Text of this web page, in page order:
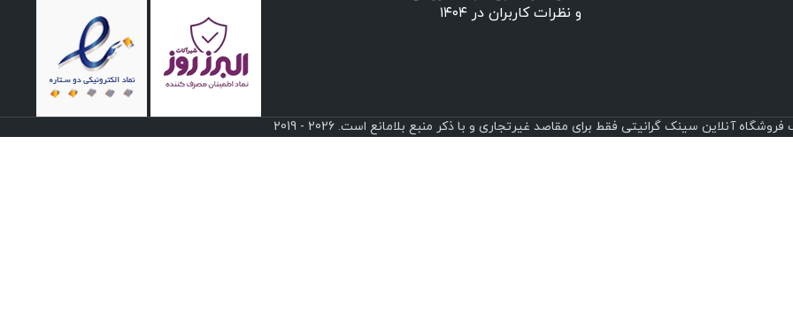
و نظرات کاربران در ۱۴۰۴
آنلاین سینک گرانیتی فقط برای مقاصد غیرتجاری و با ذکر منبع بلامانع است. 2026 - 2019